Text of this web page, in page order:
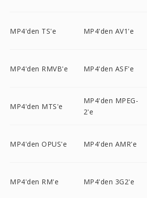
MP4'den TS'e MP4'den AV1'e
MP4'den RMVB'e MP4'den ASF'e
MP4'den MTS'e
MP4'den MPEG-
2'e
MP4'den OPUS'e MP4'den AMR'e
MP4'den RM'e MP4'den 3G2'e